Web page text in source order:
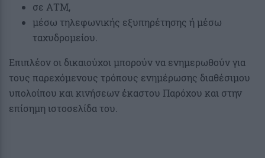
σε ΑΤΜ,
μέσω τηλεφωνικής εξυπηρέτησης ή μέσω
ταχυδρομείου.
Επιπλέον οι δικαιούχοι μπορούν να ενημερωθούν για
τους παρεχόμενους τρόπους ενημέρωσης διαθέσιμου
υπολοίπου και κινήσεων έκαστου Παρόχου και στην
επίσημη ιστοσελίδα του.